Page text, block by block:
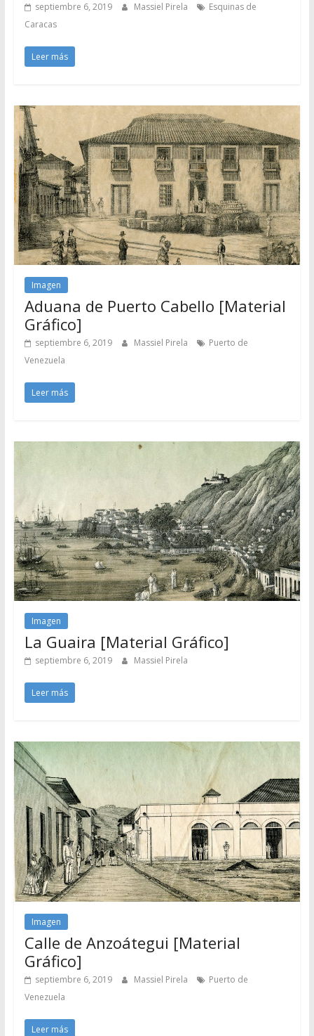
septiembre 6, 2019 Massiel Pirela
Esquinas de
Caracas
Leer más
Imagen
Aduana de Puerto Cabello [Material
Gráfico]
septiembre 6, 2019 Massiel Pirela
Puerto de
Venezuela
Leer más
Imagen
La Guaira [Material Gráfico]
septiembre 6, 2019 Massiel Pirela
Leer más
Imagen
Calle de Anzoátegui [Material
Gráfico]
septiembre 6, 2019 Massiel Pirela
Puerto de
Venezuela
Leer más